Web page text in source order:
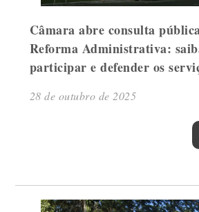
Câmara abre consulta
Reforma Administrativa:
participar e defender os
28 de outubro de 2025